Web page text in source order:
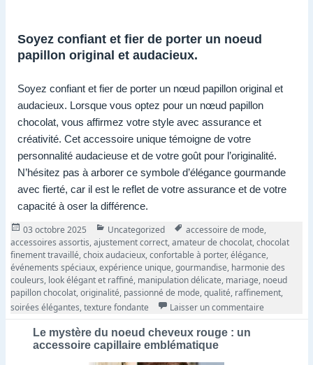
Soyez confiant et fier de porter un noeud
papillon original et audacieux.
Soyez confiant et fier de porter un nœud papillon original et
audacieux. Lorsque vous optez pour un nœud papillon
chocolat, vous affirmez votre style avec assurance et
créativité. Cet accessoire unique témoigne de votre
personnalité audacieuse et de votre goût pour l’originalité.
N’hésitez pas à arborer ce symbole d’élégance gourmande
avec fierté, car il est le reflet de votre assurance et de votre
capacité à oser la différence.
Publié
le
03 octobre 2025 Catégories
Uncategorized Tags
accessoire de mode,
accessoires assortis,ajustement correct,amateur de chocolat,chocolat
finement travaillé,choix audacieux,confortable à porter,élégance,
événements spéciaux,expérience unique,gourmandise, harmonie des
couleurs, look élégant et raffiné, manipulation délicate, mariage, noeud
papillon chocolat,originalité, passionné de mode,qualité, raffinement,
soirées élégantes,texture fondante Laisser un commentaire
Le mystère du noeud cheveux rouge : un
accessoire capillaire emblématique